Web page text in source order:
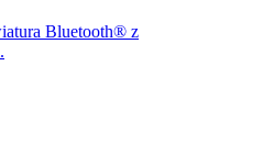
Bluetooth® z